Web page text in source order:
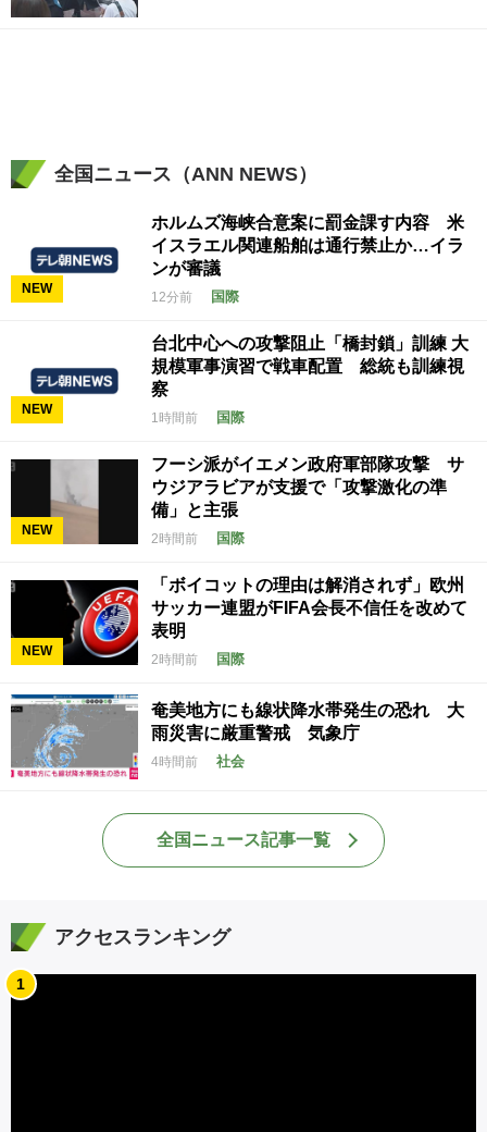
全国ニュース（ANN NEWS）
NEW
ホルムズ海峡合意案に罰金課す内容 米
イスラエル関連船舶は通行禁止か…イラ
ンが審議
12分前 国際
NEW
台北中心への攻撃阻止「橋封鎖」訓練 大
規模軍事演習で戦車配置 総統も訓練視
察
1時間前 国際
NEW
フーシ派がイエメン政府軍部隊攻撃 サ
ウジアラビアが支援で「攻撃激化の準
備」と主張
2時間前 国際
NEW
「ボイコットの理由は解消されず」欧州
サッカー連盟がFIFA会長不信任を改めて
表明
2時間前 国際
奄美地方にも線状降水帯発生の恐れ 大
雨災害に厳重警戒 気象庁
4時間前 社会
全国ニュース記事一覧
アクセスランキング
1